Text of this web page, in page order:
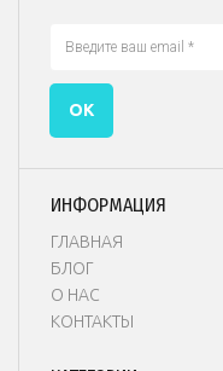
ОК
ИНФОРМАЦИЯ
ГЛАВНАЯ
БЛОГ
О НАС
КОНТАКТЫ